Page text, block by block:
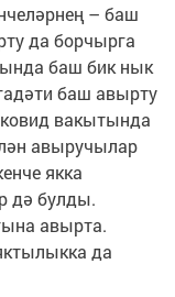
– баш
да борчырга
баш бик нык
баш авырту
вакытында
авыручылар
якка
дә булды.
авырта.
да